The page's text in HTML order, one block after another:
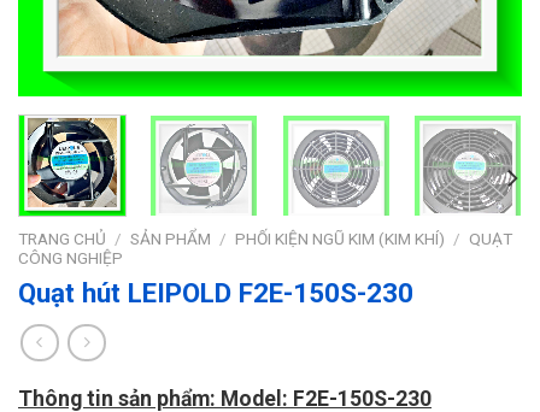
TRANG CHỦ / SẢN PHẨM / PHỐI KIỆN NGŨ KIM (KIM KHÍ) / QUẠT
CÔNG NGHIỆP
Quạt hút LEIPOLD F2E-150S-230
Thông tin sản phẩm: Model: F2E-150S-230